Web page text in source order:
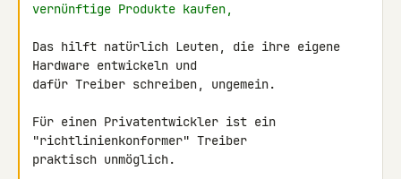
vernünftige Produkte kaufen,
Das hilft natürlich Leuten, die ihre eigene
Hardware entwickeln und
dafür Treiber schreiben, ungemein.
Für einen Privatentwickler ist ein
"richtlinienkonformer" Treiber
praktisch unmöglich.